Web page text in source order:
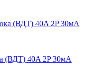
(ВДТ) 40A 2P 30мА